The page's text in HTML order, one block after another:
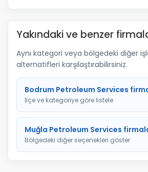
Yakındaki ve benzer
Aynı kategori veya bölgedeki diğer
alternatifleri karşılaştırabilirsiniz.
Bodrum Petroleum Services
İlçe ve kategoriye göre listele
Muğla Petroleum Services
Bölgedeki diğer seçenekleri göster